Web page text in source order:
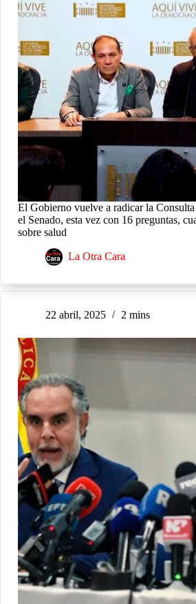
El Gobierno vuelve a radicar la
el Senado, esta vez con 16 preguntas,
sobre salud
La Otra Cara
22 abril, 2025 2 mins